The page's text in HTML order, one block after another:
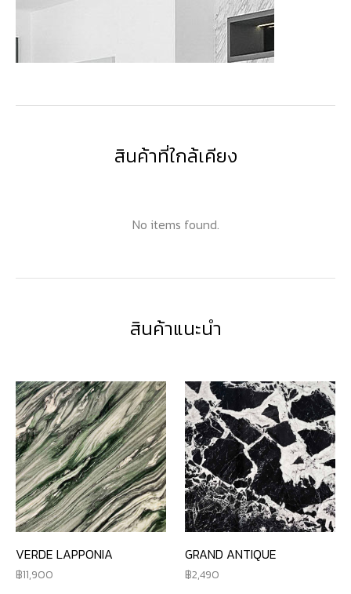
สินค้าที่ใกล้เคียง
No items found.
สินค้าแนะนำ
VERDE LAPPONIA
11,900
GRAND ANTIQUE
2,490